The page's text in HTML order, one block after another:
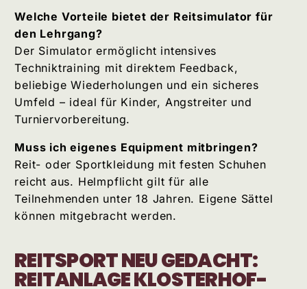
Welche Vorteile bietet der Reitsimulator für
den Lehrgang?
Der Simulator ermöglicht intensives
Techniktraining mit direktem Feedback,
beliebige Wiederholungen und ein sicheres
Umfeld – ideal für Kinder, Angstreiter und
Turniervorbereitung.
Muss ich eigenes Equipment mitbringen?
Reit- oder Sportkleidung mit festen Schuhen
reicht aus. Helmpflicht gilt für alle
Teilnehmenden unter 18 Jahren. Eigene Sättel
können mitgebracht werden.
REITSPORT NEU GEDACHT:
REITANLAGE KLOSTERHOF-